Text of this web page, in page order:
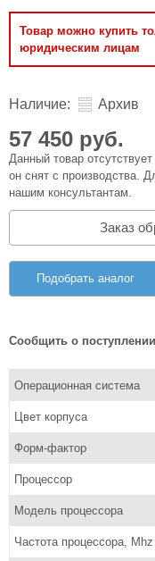
Товар можно купить
юридическим лицам
Наличие: Архив
57 450 руб.
Данный товар
он снят с производства.
нашим консультантам.
Заказ
Подобрать аналог
Сообщить о поступлении
Операционная система
Цвет корпуса
Форм-фактор
Процессор
Модель процессора
Частота процессора, Mhz